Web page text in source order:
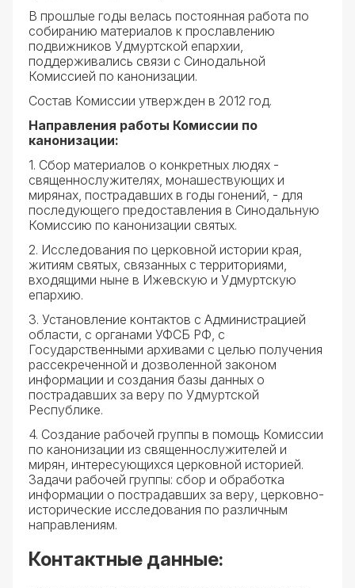
В прошлые годы велась постоянная работа по
собиранию материалов к прославлению
подвижников Удмуртской епархии,
поддерживались связи с Синодальной
Комиссией по канонизации.
Состав Комиссии утвержден в 2012 год.
Направления работы Комиссии по
канонизации:
1. Сбор материалов о конкретных людях -
священнослужителях, монашествующих и
мирянах, пострадавших в годы гонений, - для
последующего предоставления в Синодальную
Комиссию по канонизации святых.
2. Исследования по церковной истории края,
житиям святых, связанных с территориями,
входящими ныне в Ижевскую и Удмуртскую
епархию.
3. Установление контактов с Администрацией
области, с органами УФСБ РФ, с
Государственными архивами с целью получения
рассекреченной и дозволенной законом
информации и создания базы данных о
пострадавших за веру по Удмуртской
Республике.
4. Создание рабочей группы в помощь Комиссии
по канонизации из священнослужителей и
мирян, интересующихся церковной историей.
Задачи рабочей группы: сбор и обработка
информации о пострадавших за веру, церковно-
исторические исследования по различным
направлениям.
Контактные данные: